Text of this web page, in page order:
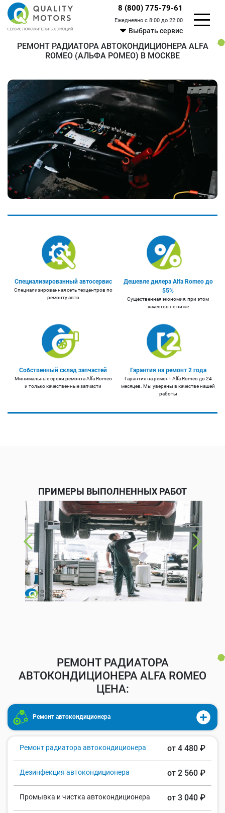
8 (800) 775-79-61
Ежедневно с 8:00 до 22:00
Выбрать сервис
РЕМОНТ РАДИАТОРА АВТОКОНДИЦИОНЕРА ALFA
ROMEO (АЛЬФА РОМЕО) В МОСКВЕ
Специализированный автосервис
Специализированная сеть техцентров по
ремонту авто
Дешевле дилера Alfa Romeo до
55%
Существенная экономия, при этом
качество не ниже
Собственный склад запчастей
Минимальные сроки ремонта Alfa Romeo
и только качественные запчасти
Гарантия на ремонт 2 года
Гарантия на ремонт Alfa Romeo до 24
месяцев. Мы уверены в качестве нашей
работы
ПРИМЕРЫ ВЫПОЛНЕННЫХ РАБОТ
РЕМОНТ РАДИАТОРА
АВТОКОНДИЦИОНЕРА ALFA ROMEO
ЦЕНА:
Ремонт автокондиционера
Ремонт радиатора автокондиционера от 4 480 ₽
Дезинфекция автокондиционера от 2 560 ₽
Промывка и чистка автокондиционера от 3 040 ₽